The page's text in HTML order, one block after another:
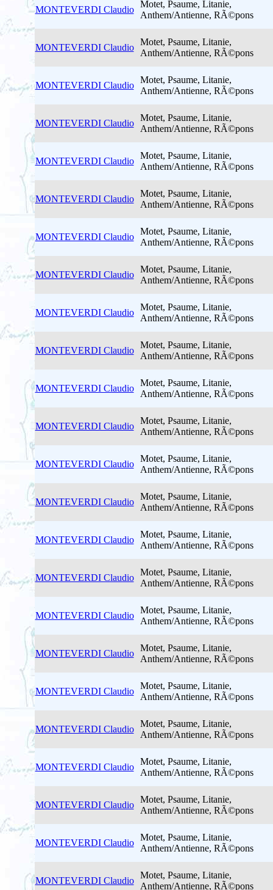
MONTEVERDI Claudio
Motet, Psaume, Litanie,
Anthem/Antienne, RÃ©pons
MONTEVERDI Claudio
Motet, Psaume, Litanie,
Anthem/Antienne, RÃ©pons
MONTEVERDI Claudio
Motet, Psaume, Litanie,
Anthem/Antienne, RÃ©pons
MONTEVERDI Claudio
Motet, Psaume, Litanie,
Anthem/Antienne, RÃ©pons
MONTEVERDI Claudio
Motet, Psaume, Litanie,
Anthem/Antienne, RÃ©pons
MONTEVERDI Claudio
Motet, Psaume, Litanie,
Anthem/Antienne, RÃ©pons
MONTEVERDI Claudio
Motet, Psaume, Litanie,
Anthem/Antienne, RÃ©pons
MONTEVERDI Claudio
Motet, Psaume, Litanie,
Anthem/Antienne, RÃ©pons
MONTEVERDI Claudio
Motet, Psaume, Litanie,
Anthem/Antienne, RÃ©pons
MONTEVERDI Claudio
Motet, Psaume, Litanie,
Anthem/Antienne, RÃ©pons
MONTEVERDI Claudio
Motet, Psaume, Litanie,
Anthem/Antienne, RÃ©pons
MONTEVERDI Claudio
Motet, Psaume, Litanie,
Anthem/Antienne, RÃ©pons
MONTEVERDI Claudio
Motet, Psaume, Litanie,
Anthem/Antienne, RÃ©pons
MONTEVERDI Claudio
Motet, Psaume, Litanie,
Anthem/Antienne, RÃ©pons
MONTEVERDI Claudio
Motet, Psaume, Litanie,
Anthem/Antienne, RÃ©pons
MONTEVERDI Claudio
Motet, Psaume, Litanie,
Anthem/Antienne, RÃ©pons
MONTEVERDI Claudio
Motet, Psaume, Litanie,
Anthem/Antienne, RÃ©pons
MONTEVERDI Claudio
Motet, Psaume, Litanie,
Anthem/Antienne, RÃ©pons
MONTEVERDI Claudio
Motet, Psaume, Litanie,
Anthem/Antienne, RÃ©pons
MONTEVERDI Claudio
Motet, Psaume, Litanie,
Anthem/Antienne, RÃ©pons
MONTEVERDI Claudio
Motet, Psaume, Litanie,
Anthem/Antienne, RÃ©pons
MONTEVERDI Claudio
Motet, Psaume, Litanie,
Anthem/Antienne, RÃ©pons
MONTEVERDI Claudio
Motet, Psaume, Litanie,
Anthem/Antienne, RÃ©pons
MONTEVERDI Claudio
Motet, Psaume, Litanie,
Anthem/Antienne, RÃ©pons